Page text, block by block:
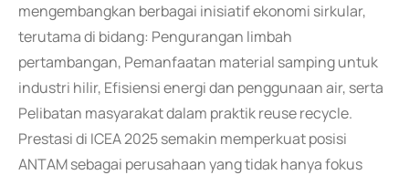
mengembangkan berbagai inisiatif ekonomi sirkular,
terutama di bidang: Pengurangan limbah
pertambangan, Pemanfaatan material samping untuk
industri hilir, Efisiensi energi dan penggunaan air, serta
Pelibatan masyarakat dalam praktik reuse recycle.
Prestasi di ICEA 2025 semakin memperkuat posisi
ANTAM sebagai perusahaan yang tidak hanya fokus